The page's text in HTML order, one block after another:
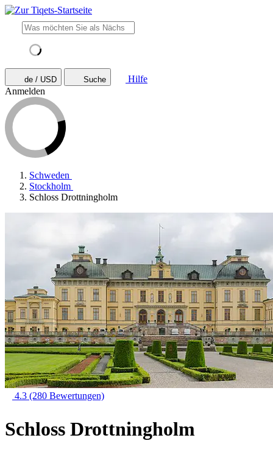
de / USD Suche
Hilfe
Anmelden
Schweden
Stockholm
Schloss Drottningholm
4.3 (280 Bewertungen)
Schloss Drottningholm